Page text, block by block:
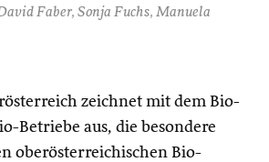
Faber, Sonja Fuchs, Manuela
zeichnet mit dem Bio-
Betriebe aus, die besondere
oberösterreichischen Bio-